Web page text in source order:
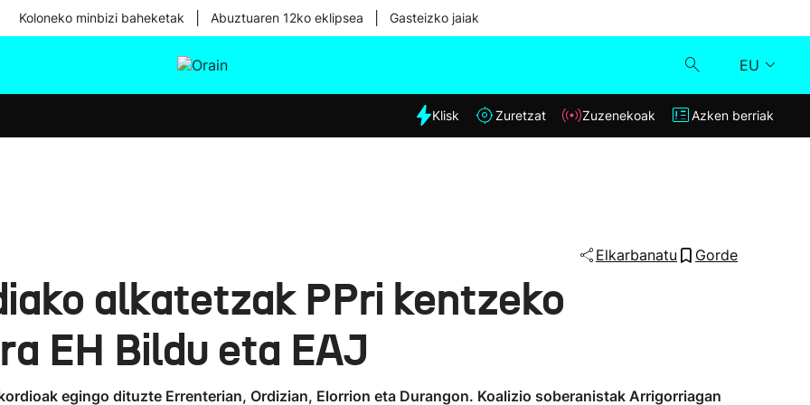
Koloneko minbizi baheketak Abuztuaren 12ko eklipsea Gasteizko jaiak
EU
Eguraldia
Klisk
Klisk Zuretzat Zuzenekoak Azken berriak
Elkarbanatu Gorde
alkatetzak PPri kentzeko
EH Bildu eta EAJ
egingo dituzte Errenterian, Ordizian, Elorrion eta Durangon. Koalizio soberanistak Arrigorriagan